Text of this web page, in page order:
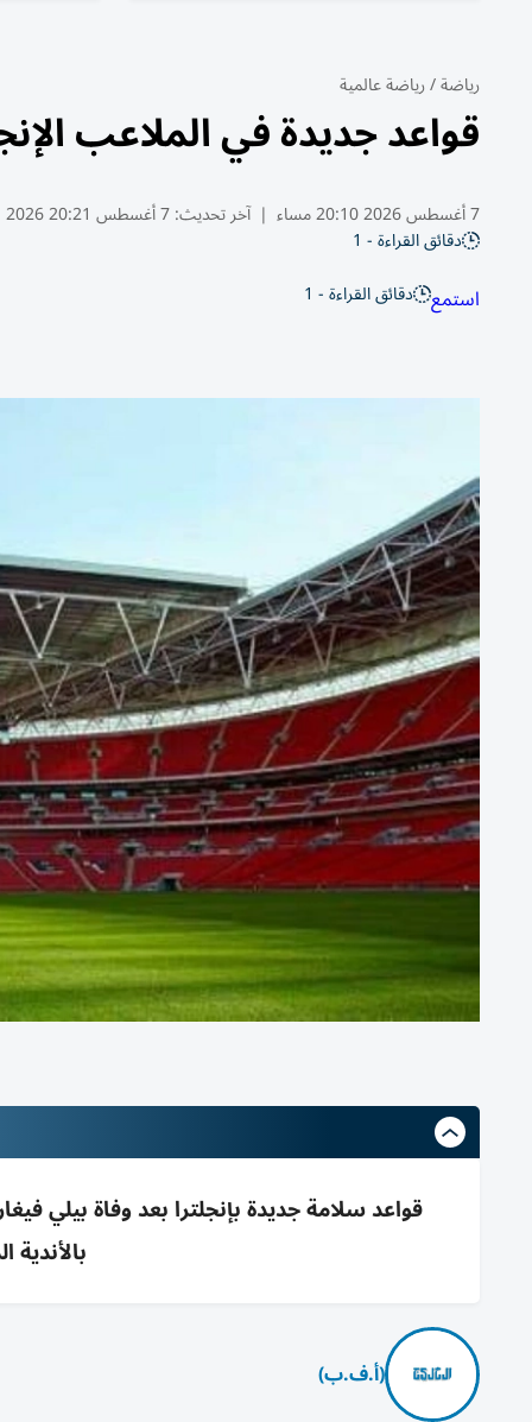
رياضة/رياضة عالمية
قواعد جديدة في الملاعب
7 أغسطس 2026 20:10 مساء | آخر تحديث:7 أغسطس 20:21 2026
دقائق القراءة - 1
استمع دقائق القراءة - 1
قواعد سلامة جديدة بإنجلترا بعد وفاة بيلي
بالأندية
(أ.ف.ب)